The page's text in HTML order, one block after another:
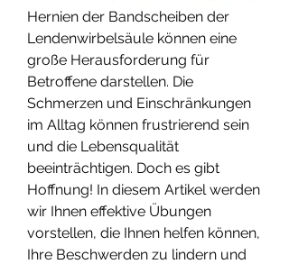
Hernien der Bandscheiben der
Lendenwirbelsäule können eine
große Herausforderung für
Betroffene darstellen. Die
Schmerzen und Einschränkungen
im Alltag können frustrierend sein
und die Lebensqualität
beeinträchtigen. Doch es gibt
Hoffnung! In diesem Artikel werden
wir Ihnen effektive Übungen
vorstellen, die Ihnen helfen können,
Ihre Beschwerden zu lindern und